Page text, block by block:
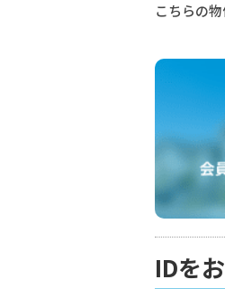
こちらの
IDを